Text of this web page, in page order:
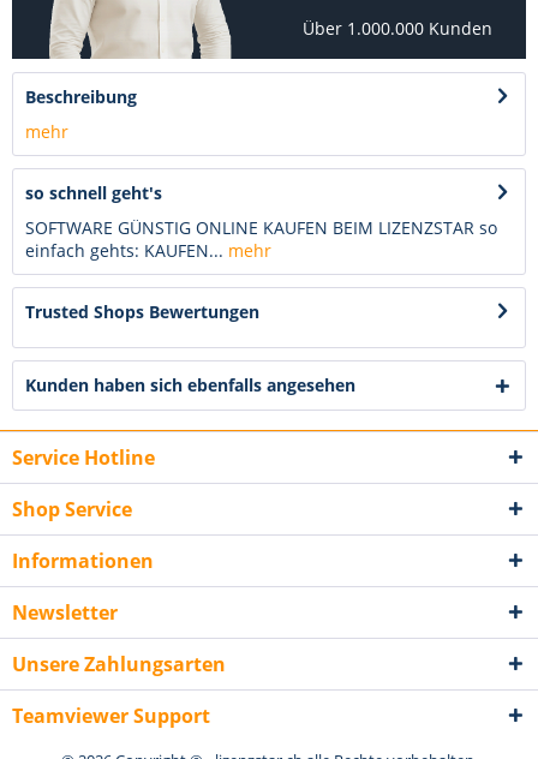
Über 1.000.000 Kunden
Beschreibung
mehr
so schnell geht's
SOFTWARE GÜNSTIG ONLINE KAUFEN BEIM LIZENZSTAR so
einfach gehts: KAUFEN... mehr
Trusted Shops Bewertungen
Kunden haben sich ebenfalls angesehen
Service Hotline
Shop Service
Informationen
Newsletter
Unsere Zahlungsarten
Teamviewer Support